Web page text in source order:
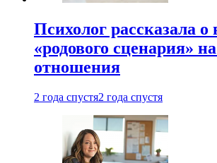
Психолог рассказала
«родового сценария»
отношения
2 года спустя2 года спустя